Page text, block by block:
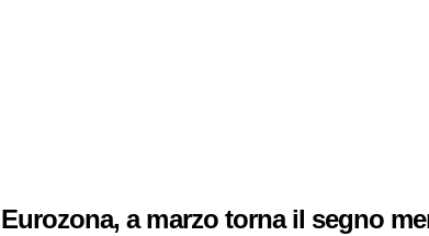
Eurozona, a marzo torna il segno